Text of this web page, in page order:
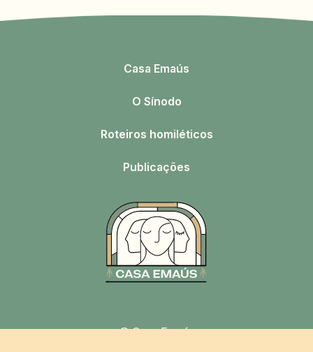
© Casa Emaús
Casa Emaús
O Sínodo
Roteiros homiléticos
Publicações